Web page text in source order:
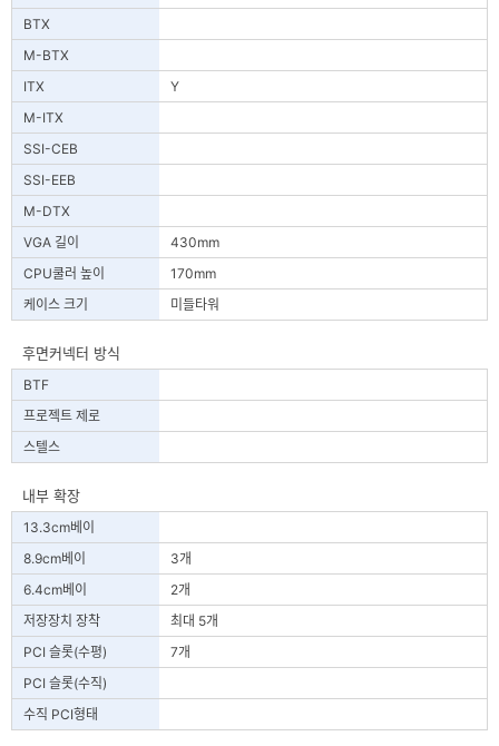
BTX
M-BTX
ITX
Y
M-ITX
SSI-CEB
SSI-EEB
M-DTX
VGA 길이
430mm
CPU쿨러 높이
170mm
케이스 크기
미들타워
후면커넥터 방식
BTF
프로젝트 제로
스텔스
내부 확장
13.3cm베이
8.9cm베이
3개
6.4cm베이
2개
저장장치 장착
최대 5개
PCI 슬롯(수평)
7개
PCI 슬롯(수직)
수직 PCI형태